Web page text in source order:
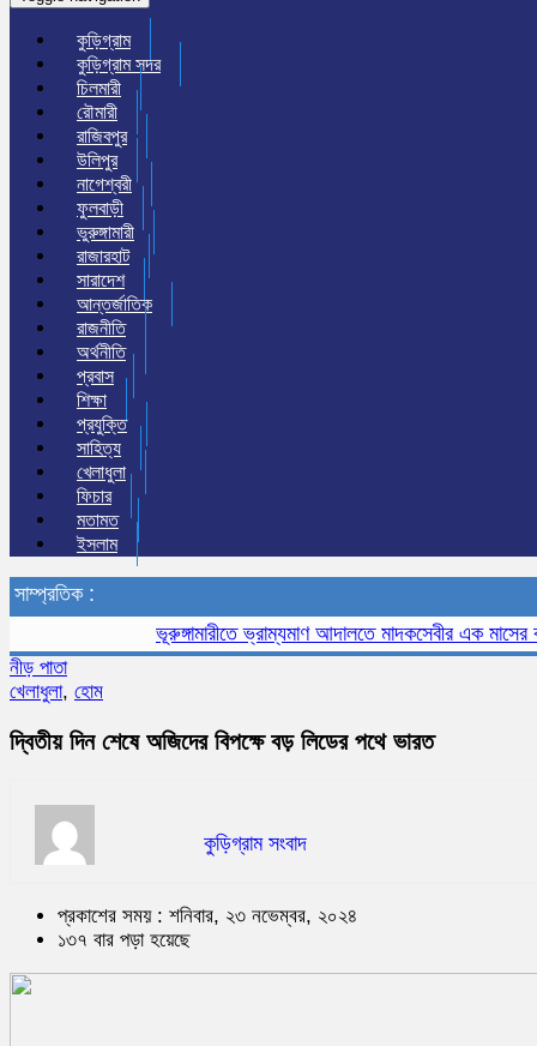
কুড়িগ্রাম
কুড়িগ্রাম সদর
চিলমারী
রৌমারী
রাজিবপুর
উলিপুর
নাগেশ্বরী
ফুলবাড়ী
ভুরুঙ্গামারী
রাজারহাট
সারাদেশ
আন্তর্জাতিক
রাজনীতি
অর্থনীতি
প্রবাস
শিক্ষা
প্রযুক্তি
সাহিত্য
খেলাধুলা
ফিচার
মতামত
ইসলাম
সাম্প্রতিক :
ভূরুঙ্গামারীতে ভ্রাম্যমাণ আদালতে মাদকসেবীর এক মাসের
নীড় পাতা
খেলাধুলা, হোম
দ্বিতীয় দিন শেষে অজিদের বিপক্ষে বড় লিডের পথে ভারত
কুড়িগ্রাম সংবাদ
প্রকাশের সময় : শনিবার, ২৩ নভেম্বর, ২০২৪
১৩৭ বার পড়া হয়েছে